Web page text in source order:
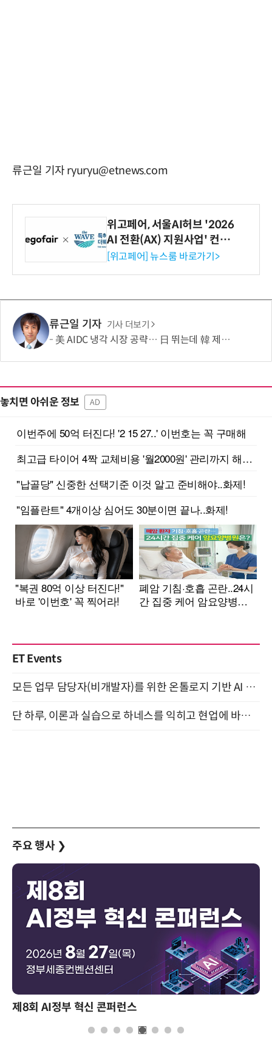
류근일 기자 ryuryu@etnews.com
위고페어, 서울AI허브 '2026
AI 전환(AX) 지원사업' 컨소
시엄 선정
[위고페어] 뉴스룸 바로가기>
류근일 기자 기사 더보기
美 AIDC 냉각 시장 공략… 日 뛰는데 韓 제자리
놓치면 아쉬운 정보 AD
ET Events
모든 업무 담당자(비개발자)를 위한 온톨로지 기반 AI 지식체계 설계 1-day 워크숍 8월 20일 개최
단 하루, 이론과 실습으로 하네스를 익히고 현업에 바로 쓰는 핸즈온 워크숍 (8/20)
주요 행사 ❯
제8회 AI정부 혁신 콘퍼런스